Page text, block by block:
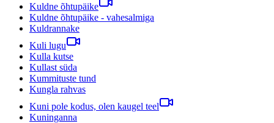
Kuldne õhtupäike
Kuldne õhtupäike - vahesalmiga
Kuldrannake
Kuli lugu
Kulla kutse
Kullast süda
Kummituste tund
Kungla rahvas
Kuni pole kodus, olen kaugel teel
Kuninganna